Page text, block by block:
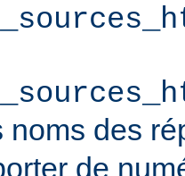
noms des
de